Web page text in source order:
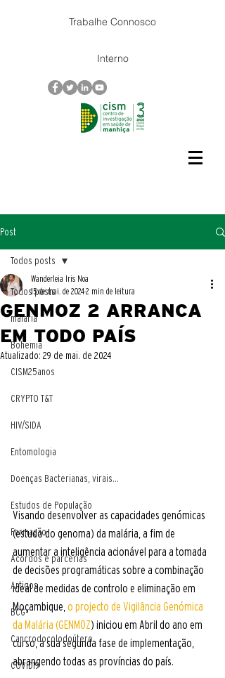
Trabalhe Connosco
Interno
Post
Todos posts
malaria
Bohemia
CISM25anos
CRYPTO T&T
HIV/SIDA
Entomologia
Doenças Bacterianas, virais...
Estudos de População
Formação
Acordos e parcerias
Artigos
BCG
Cancrodocolodoútero
COVID19
Todos posts
GENMOZ 2 ARRANCA
EM TODO PAÍS
Wanderleia Iris Noa
15 de mai. de 20242 min de leitura
Atualizado: 29 de mai. de 2024
Visando desenvolver as capacidades genómicas
(estudo do genoma) da malária, a fim de
aumentar a inteligência acionável para a tomada
de decisões programáticas sobre a combinação
ideal de medidas de controlo e eliminação em
Moçambique, o projecto de Vigilância Genómica
da Malária (GENMOZ) iniciou em Abril do ano em
curso, a sua segunda fase de implementação,
abrangendo todas as províncias do país.